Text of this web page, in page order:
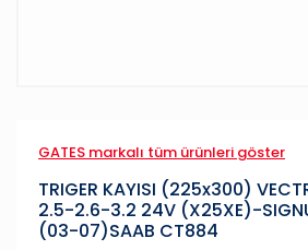
GATES markalı tüm ürünleri göster
TRIGER KAYISI (225x300)
2.5-2.6-3.2 24V (X25XE)-
(03-07)SAAB CT884